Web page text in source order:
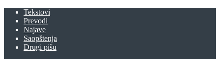
Tekstovi
Prevodi
Najave
Saopštenja
Drugi pišu